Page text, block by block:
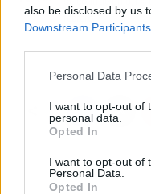
also be disclosed by us
Downstream Participants
Personal Data
I want to opt-out of
personal data.
Opted In
I want to opt-out of
Personal Data.
Opted In
febrero